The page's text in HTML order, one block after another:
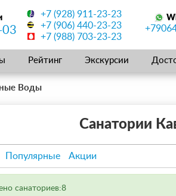
+7 (928) 911-23-23
+7 (906) 440-23-23
+7 (988) 703-23-23
Рейтинг Экскурсии
Воды
Санатории
Популярные Акции
санаториев:8